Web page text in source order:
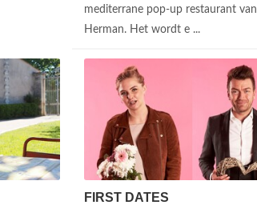
mediterrane pop-up restaurant van
Herman. Het wordt e ...
FIRST DATES